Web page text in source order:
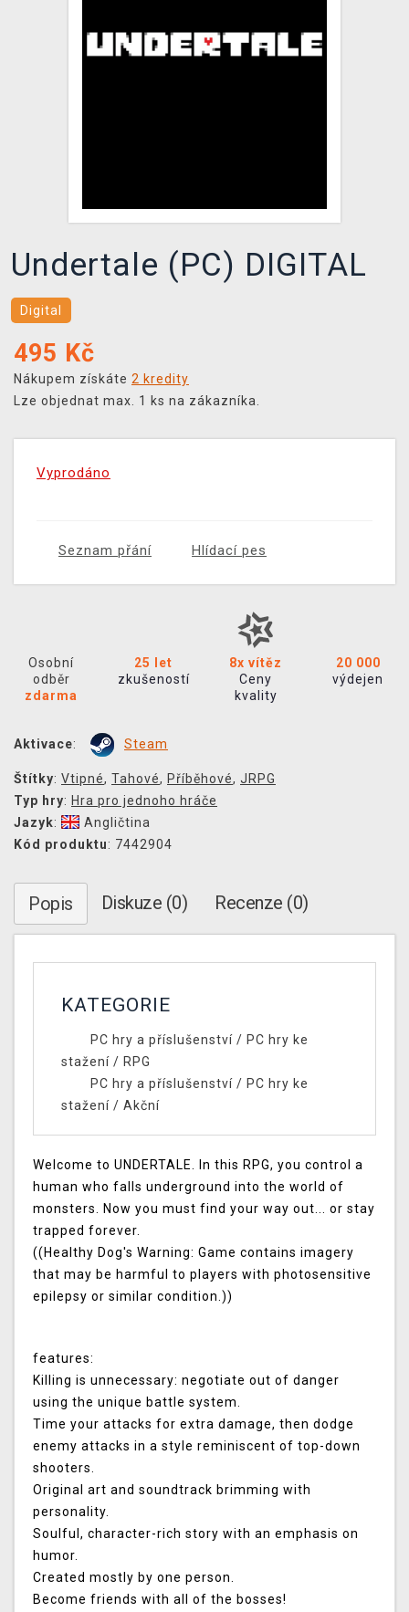
Undertale (PC) DIGITAL
Digital
495 Kč
Nákupem získáte 2 kredity
Lze objednat max. 1 ks na zákazníka.
Vyprodáno
Seznam přání Hlídací pes
Osobní
odběr
zdarma
25 let
zkušeností
8x vítěz
Ceny
kvality
20 000
výdejen
Aktivace: Steam
Štítky: Vtipné, Tahové, Příběhové, JRPG
Typ hry: Hra pro jednoho hráče
Jazyk:
Angličtina
Kód produktu: 7442904
Popis Diskuze (0) Recenze (0)
KATEGORIE
PC hry a příslušenství/ PC hry ke
stažení / RPG
PC hry a příslušenství/ PC hry ke
stažení / Akční
Welcome to UNDERTALE. In this RPG, you control a
human who falls underground into the world of
monsters. Now you must find your way out... or stay
trapped forever.
((Healthy Dog's Warning: Game contains imagery
that may be harmful to players with photosensitive
epilepsy or similar condition.))
features:
Killing is unnecessary: negotiate out of danger
using the unique battle system.
Time your attacks for extra damage, then dodge
enemy attacks in a style reminiscent of top-down
shooters.
Original art and soundtrack brimming with
personality.
Soulful, character-rich story with an emphasis on
humor.
Created mostly by one person.
Become friends with all of the bosses!